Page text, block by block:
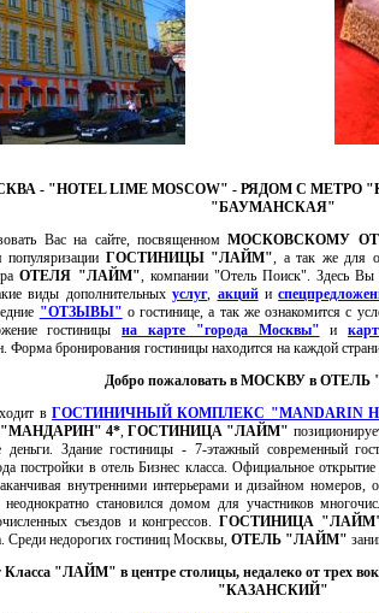
- "HOTEL LIME MOSCOW" - РЯДОМ С
"БАУМАНСКАЯ"
Вас на сайте, посвященномМОСКОВСКОМУ
ГОСТИНИЦЫ "ЛАЙМ", а так же для
ОТЕЛЯ "ЛАЙМ", компании "Отель Поиск". Здесь
виды дополнительныхуслуг, акцийи
"ОТЗЫВЫ" о гостинице, а так же ознакомится с
гостиницына карте "города Москвы" и
бронирования гостиницы находится на каждой
Добро пожаловать в МОСКВУ в
вГОСТИНИЧНЫЙ КОМПЛЕКС "MANDARIN
4*,ГОСТИНИЦА "ЛАЙМ"
Здание гостиницы - 7-этажный современный
постройки в отель Бизнес класса. Официальное открытие
внутренними интерьерами и дизайном
неоднократно становился домом для участников
съездов и конгрессов. ГОСТИНИЦА
Среди недорогих гостиниц Москвы, ОТЕЛЬ "ЛАЙМ"
Класса "ЛАЙМ" в центре столицы, недалеко от
"КАЗАНСКИЙ"